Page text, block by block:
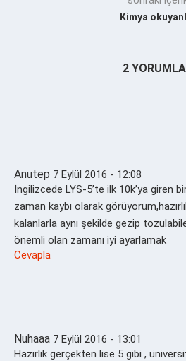
Kimya
2
Anutep 7 Eylül 2016 - 12:08
İngilizcede LYS-5’te ilk 10k’ya giren
zaman kaybı olarak
kalanlarla aynı şekilde gezip
önemli olan zamanı iyi ayarlamak
Cevapla
Nuhaaa 7 Eylül 2016 - 13:01
Hazırlık gerçekten lise 5 gibi ,